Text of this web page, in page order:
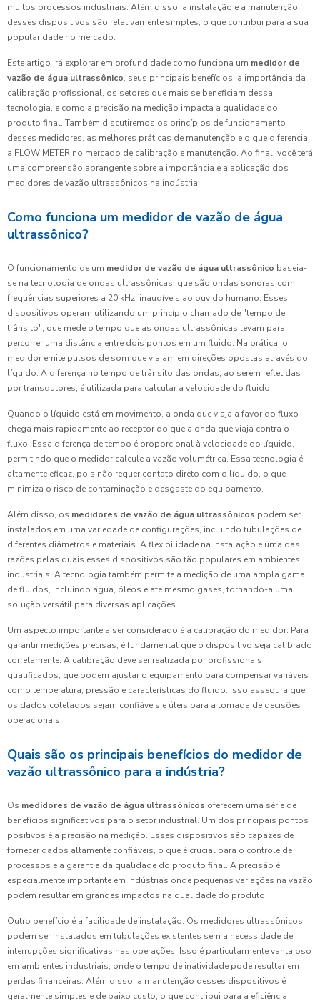
muitos processos industriais. Além disso, a instalação e a manutenção
desses dispositivos são relativamente simples, o que contribui para a sua
popularidade no mercado.
Este artigo irá explorar em profundidade como funciona um medidor de
vazão de água ultrassônico, seus principais benefícios, a importância da
calibração profissional, os setores que mais se beneficiam dessa
tecnologia, e como a precisão na medição impacta a qualidade do
produto final. Também discutiremos os princípios de funcionamento
desses medidores, as melhores práticas de manutenção e o que diferencia
a FLOW METER no mercado de calibração e manutenção. Ao final, você terá
uma compreensão abrangente sobre a importância e a aplicação dos
medidores de vazão ultrassônicos na indústria.
Como funciona um medidor de vazão de água
ultrassônico?
O funcionamento de um medidor de vazão de água ultrassônico baseia-
se na tecnologia de ondas ultrassônicas, que são ondas sonoras com
frequências superiores a 20 kHz, inaudíveis ao ouvido humano. Esses
dispositivos operam utilizando um princípio chamado de "tempo de
trânsito", que mede o tempo que as ondas ultrassônicas levam para
percorrer uma distância entre dois pontos em um fluido. Na prática, o
medidor emite pulsos de som que viajam em direções opostas através do
líquido. A diferença no tempo de trânsito das ondas, ao serem refletidas
por transdutores, é utilizada para calcular a velocidade do fluido.
Quando o líquido está em movimento, a onda que viaja a favor do fluxo
chega mais rapidamente ao receptor do que a onda que viaja contra o
fluxo. Essa diferença de tempo é proporcional à velocidade do líquido,
permitindo que o medidor calcule a vazão volumétrica. Essa tecnologia é
altamente eficaz, pois não requer contato direto com o líquido, o que
minimiza o risco de contaminação e desgaste do equipamento.
Além disso, os medidores de vazão de água ultrassônicos podem ser
instalados em uma variedade de configurações, incluindo tubulações de
diferentes diâmetros e materiais. A flexibilidade na instalação é uma das
razões pelas quais esses dispositivos são tão populares em ambientes
industriais. A tecnologia também permite a medição de uma ampla gama
de fluidos, incluindo água, óleos e até mesmo gases, tornando-a uma
solução versátil para diversas aplicações.
Um aspecto importante a ser considerado é a calibração do medidor. Para
garantir medições precisas, é fundamental que o dispositivo seja calibrado
corretamente. A calibração deve ser realizada por profissionais
qualificados, que podem ajustar o equipamento para compensar variáveis
como temperatura, pressão e características do fluido. Isso assegura que
os dados coletados sejam confiáveis e úteis para a tomada de decisões
operacionais.
Quais são os principais benefícios do medidor de
vazão ultrassônico para a indústria?
Os medidores de vazão de água ultrassônicos oferecem uma série de
benefícios significativos para o setor industrial. Um dos principais pontos
positivos é a precisão na medição. Esses dispositivos são capazes de
fornecer dados altamente confiáveis, o que é crucial para o controle de
processos e a garantia da qualidade do produto final. A precisão é
especialmente importante em indústrias onde pequenas variações na vazão
podem resultar em grandes impactos na qualidade do produto.
Outro benefício é a facilidade de instalação. Os medidores ultrassônicos
podem ser instalados em tubulações existentes sem a necessidade de
interrupções significativas nas operações. Isso é particularmente vantajoso
em ambientes industriais, onde o tempo de inatividade pode resultar em
perdas financeiras. Além disso, a manutenção desses dispositivos é
geralmente simples e de baixo custo, o que contribui para a eficiência